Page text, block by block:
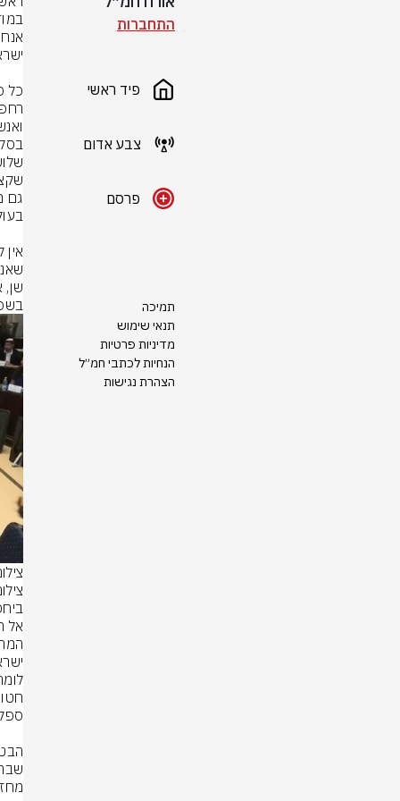
התחברות
פיד ראשי
צבע אדום
פרסם
תמיכה
תנאי שימוש
מדיניות פרטיות
הנחיות לכתבי חמ״ל
הצהרת נגישות